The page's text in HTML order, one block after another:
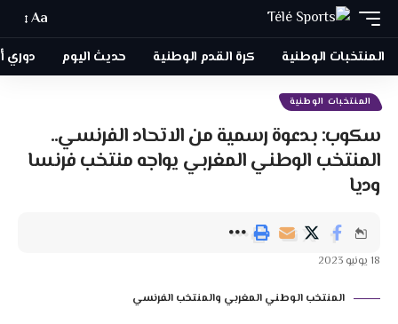
Aa
المنتخبات الوطنية كرة القدم الوطنية حديث اليوم دوري
المنتخبات الوطنية
سكوب: بدعوة رسمية من الاتحاد الفرنسي..
المنتخب الوطني المغربي يواجه منتخب فرنسا
وديا
المنتخب الوطني المغربي والمنتخب الفرنسي